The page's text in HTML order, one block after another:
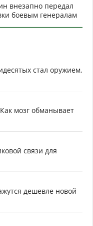
внезапно передал
боевым генералам
стал оружием,
мозг обманывает
связи для
дешевле новой